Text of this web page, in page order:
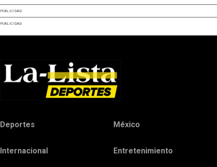
PUBLICIDAD
PUBLICIDAD
Deportes México
Internacional Entretenimiento